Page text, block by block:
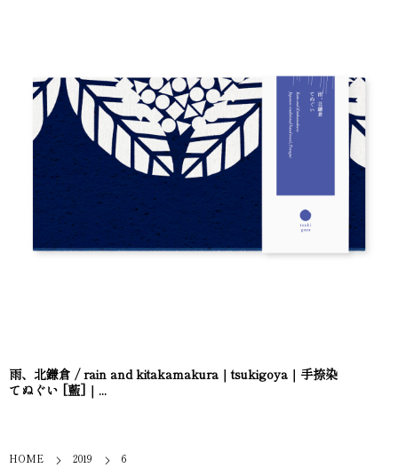
雨、北鎌倉 / rain and kitakamakura｜tsukigoya｜手捺染
てぬぐい [藍]｜...
HOME 2019 6